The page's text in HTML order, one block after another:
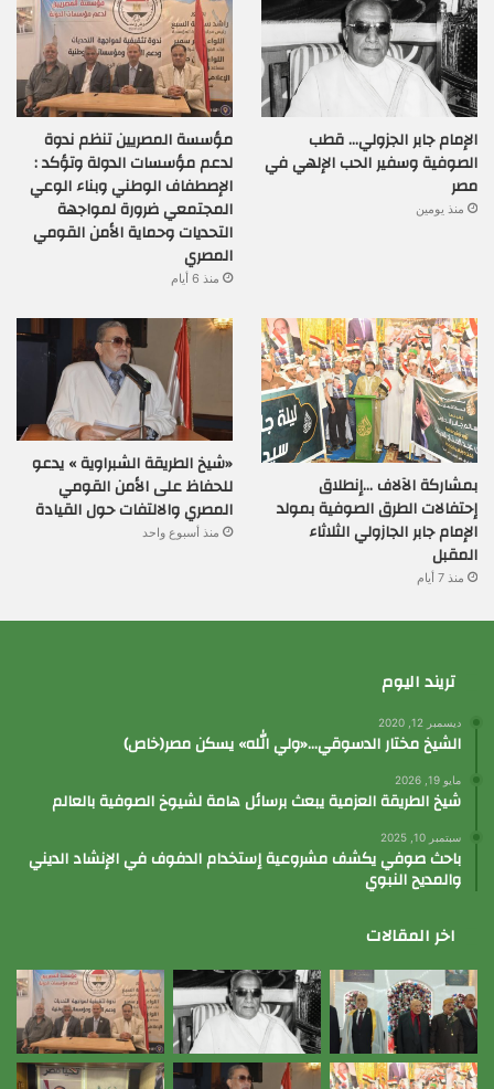
الإمام جابر الجزولي… قطب
الصوفية وسفير الحب الإلهي في
مصر
منذ يومين
مؤسسة المصريين تنظم ندوة
لدعم مؤسسات الدولة وتؤكد :
الإصطفاف الوطني وبناء الوعي
المجتمعي ضرورة لمواجهة
التحديات وحماية الأمن القومي
المصري
منذ 6 أيام
بمشاركة الآلاف …إنطلاق
إحتفالات الطرق الصوفية بمولد
الإمام جابر الجازولي الثلاثاء
المقبل
منذ 7 أيام
«شيخ الطريقة الشبراوية » يدعو
للحفاظ على الأمن القومي
المصري والالتفات حول القيادة
منذ أسبوع واحد
تريند اليوم
ديسمبر 12, 2020
الشيخ مختار الدسوقي…«ولي الله» يسكن مصر(خاص)
مايو 19, 2026
شيخ الطريقة العزمية يبعث برسائل هامة لشيوخ الصوفية بالعالم
سبتمبر 10, 2025
باحث صوفي يكشف مشروعية إستخدام الدفوف في الإنشاد الديني
والمديح النبوي
اخر المقالات